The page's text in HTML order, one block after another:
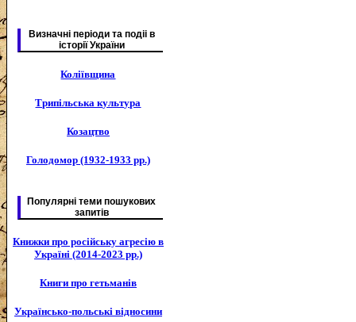
Визначні періоди та подіі в
історії України
Коліївщина
Трипільська культура
Козацтво
Голодомор (1932-1933 рр.)
Популярні теми пошукових
запитів
Книжки про російську агресію в
Україні (2014-2023 рр.)
Книги про гетьманів
Українсько-польські відносини